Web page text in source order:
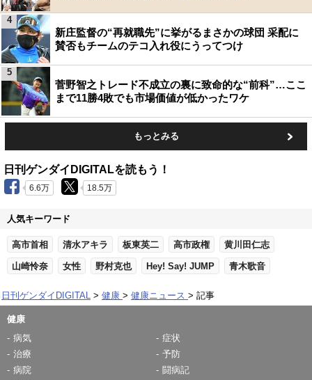
新庄監督の“再就職先”に挙がるまさかの球団 采配に
賛否もチームのテコ入れ役にうってつけ
4
菅野智之トレード不成立の裏に致命的な“前科”…ここ
まで11勝4敗でも市場価値が低かったワケ
5
もっとみる
日刊ゲンダイDIGITALを読もう！
6.6万 18.5万
人気キーワード
高市首相 清水アキラ 板東英二 高市政権 黄川田仁志
山崎怜奈 女性 野村克也 Hey! Say! JUMP 青木歌音
日刊ゲンダイDIGITAL 健康 健康ニュース 記事
健康
病気
症状
治療
予防
病院
闘病記